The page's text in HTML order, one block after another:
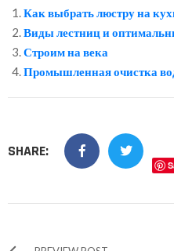
Как выбрать люстру на
Виды лестниц и
Строим на века
Промышленная очистка
SHARE: